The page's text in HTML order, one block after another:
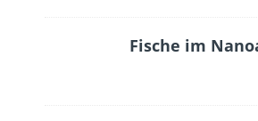
Fische im